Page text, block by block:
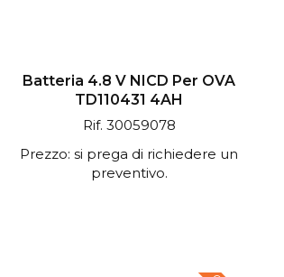
Batteria 4.8 V NICD Per OVA
TD110431 4AH
Rif. 30059078
Prezzo: si prega di richiedere un
preventivo.